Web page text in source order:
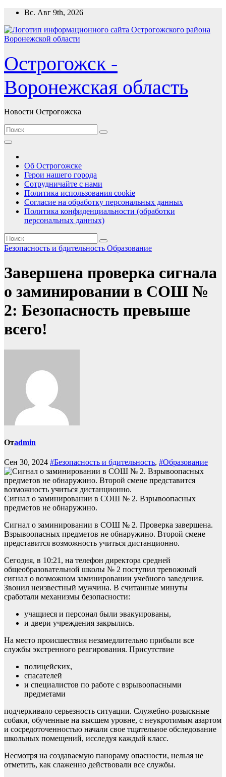
Перейти
содержимому
Вс. Авг 9th, 2026
Острогожск -
Воронежская область
Новости Острогожска
Об Острогожске
Герои нашего города
Сотрудничайте с нами
Политика использования cookie
Согласие на обработку персональных данных
Политика конфиденциальности (обработки
персональных данных)
Безопасность и бдительность Образование
Завершена проверка сигнала
о заминировании в СОШ №
2: Безопасность превыше
всего!
Отadmin
Сен 30, 2024 #Безопасность и бдительность, #Образование
Сигнал о заминировании в СОШ № 2. Взрывоопасных
предметов не обнаружино.
Сигнал о заминировании в СОШ № 2. Проверка завершена.
Взрывоопасных предметов не обнаружино. Второй смене
представится возможность учиться дистанционно.
Сегодня, в 10:21, на телефон директора средней
общеобразовательной школы № 2 поступил тревожный
сигнал о возможном заминировании учебного заведения.
Звонил неизвестный мужчина. В считанные минуты
сработали механизмы безопасности:
учащиеся и персонал были эвакуированы,
и двери учреждения закрылись.
На место происшествия незамедлительно прибыли все
службы экстренного реагирования. Присутствие
полицейских,
спасателей
и специалистов по работе с взрывоопасными
предметами
подчеркивало серьезность ситуации. Служебно-розыскные
собаки, обученные на высшем уровне, с неукротимым азартом
и сосредоточенностью начали свое тщательное обследование
школьных помещений, исследуя каждый класс.
Несмотря на создаваемую панораму опасности, нельзя не
отметить, как слаженно действовали все службы.